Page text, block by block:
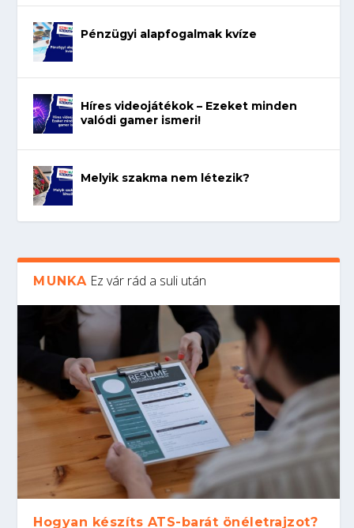
Pénzügyi alapfogalmak kvíze
Híres videojátékok – Ezeket minden
valódi gamer ismeri!
Melyik szakma nem létezik?
MUNKA Ez vár rád a suli után
Hogyan készíts ATS-barát önéletrajzot?